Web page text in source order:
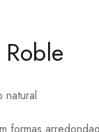
natural